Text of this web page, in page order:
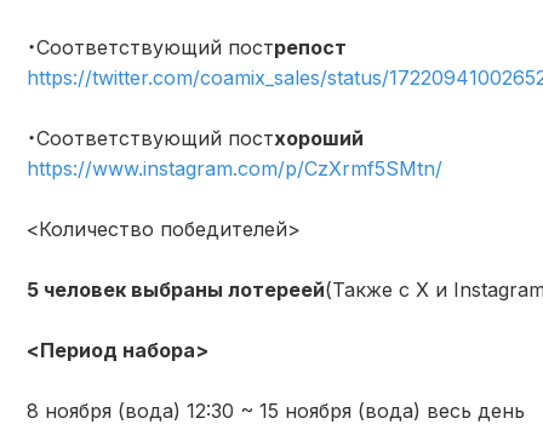
・Соответствующий пострепост
https://twitter.com/coamix_sales/status/
・Соответствующий постхороший
https://www.instagram.com/p/CzXrmf5SMtn/
<Количество победителей>
5 человек выбраны лотереей(Также с X и
<Период набора>
8 ноября (вода) 12:30 ~ 15 ноября (вода) весь день